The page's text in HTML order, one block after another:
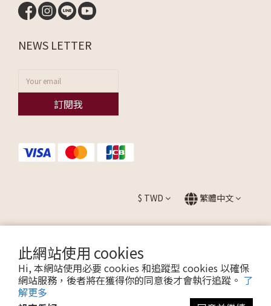
此網站使用 cookies
Hi, 本網站使用必要 cookies 和追蹤型 cookies 以確保
網站服務，後者將在獲得你的同意後才會執行追蹤。 了
解更多
NEWS LETTER
訂閱我
$ TWD 繁體中文
提醒您，我們不會以電話或簡訊方式通知變更付款方式。
Copyright © 2026 ALLEZ. All Rights Reserved.